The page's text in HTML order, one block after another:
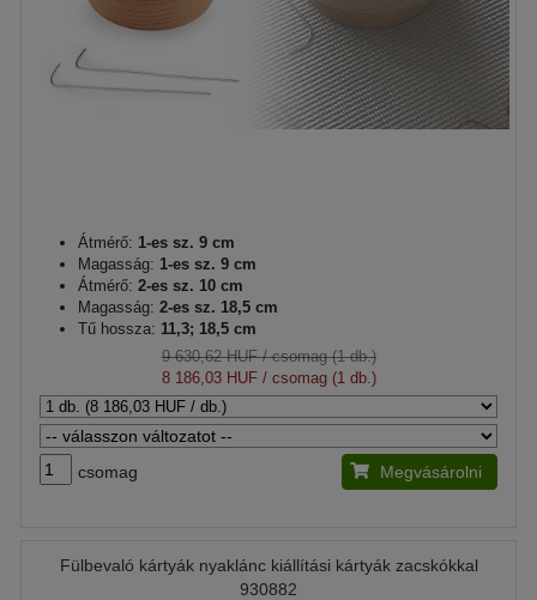
Átmérő: 1-es sz. 9 cm
Magasság: 1-es sz. 9 cm
Átmérő: 2-es sz. 10 cm
Magasság: 2-es sz. 18,5 cm
Tű hossza: 11,3; 18,5 cm
9 630,62 HUF/ csomag (1 db.)
8 186,03 HUF/ csomag (1 db.)
csomag Megvásárolni
Fülbevaló kártyák nyaklánc kiállítási kártyák zacskókkal
930882